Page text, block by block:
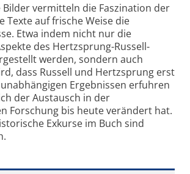
vermitteln die Faszination der
Texte auf frische Weise die
Etwa indem nicht nur die
des Hertzsprung-Russell-
werden, sondern auch
dass Russell und Hertzsprung erst
Ergebnissen erfuhren
der Austausch in der
Forschung bis heute verändert hat.
Exkurse im Buch sind